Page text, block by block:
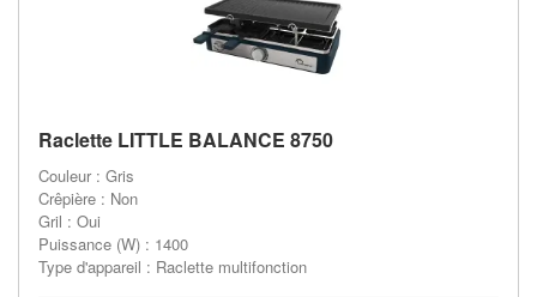
Raclette LITTLE BALANCE 8750
Couleur : Gris
Crêpière : Non
Gril : Oui
Puissance (W) : 1400
Type d'appareil : Raclette multifonction